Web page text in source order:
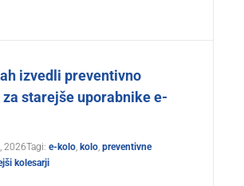
izvedli preventivno
starejše uporabnike e-
2026Tagi: e-kolo, kolo, preventivne
kolesarji